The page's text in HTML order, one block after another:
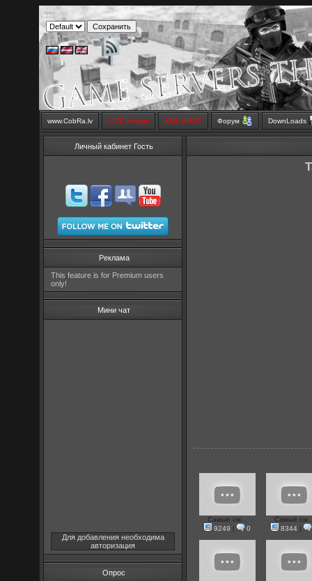
www.CobRa.lv LIVE Stream SMS SHOP Форум DownLoads
Личный кабинет Гость
Реклама
This feature is for Premium users
only!
Мини чат
Для добавления необходима
авторизация
Опрос
Самые см...
9249 | 0
Самые
8344|